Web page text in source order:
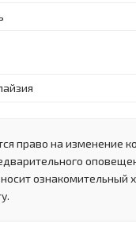
право на изменение
ознакомительный